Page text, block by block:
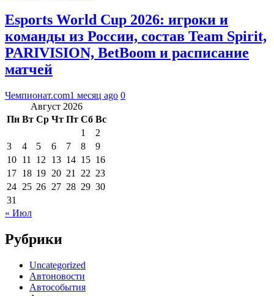
Esports World Cup 2026: игроки и
команды из России, состав Team Spirit,
PARIVISION, BetBoom и расписание
матчей
Чемпионат.com1 месяц ago 0
Август 2026
Пн Вт Ср Чт Пт Сб Вс
1
2
3
4 5 6 7 8
9
10 11 12 13 14 15 16
17 18 19 20 21 22 23
24 25 26 27 28 29 30
31
« Июл
Рубрики
Uncategorized
Автоновости
Автособытия